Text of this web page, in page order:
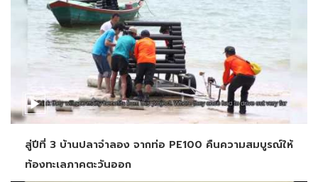
สู่ปีที่ 3 บ้านปลาจำลอง จากท่อ PE100 คืนความสมบูรณ์ให้
ท้องทะเลภาคตะวันออก